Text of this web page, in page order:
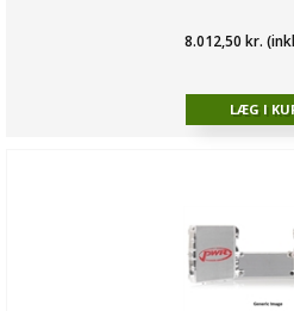
8.012,50 kr.